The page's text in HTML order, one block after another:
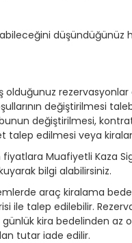
olduğunuz
değiştirilmesi
değiştirilmesi,
talep edilmesi veya
Muafiyetli Kaza
bilgi alabilirsiniz.
araç kiralama
ile talep edilebilir.
kira bedelinden az
tutar iade edilir.